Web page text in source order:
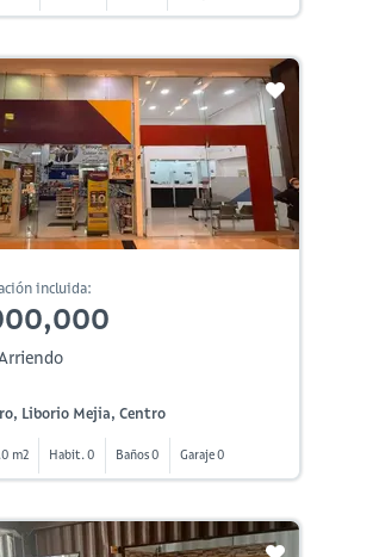
incluida:
Liborio Mejia, Centro
m2 Habit. 0 Baños 0 Garaje 0